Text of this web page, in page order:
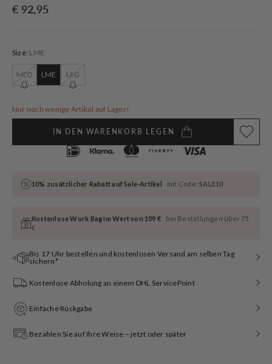
Normaler
€ 92,95
Size: LME
MEDVariante
ausverkauft
verfügbar
LMEVariante
ausverkauft
verfügbar
LRGVariante
ausverkauft
verfügbar
Nur noch wenige Artikel auf Lager!
IN DEN WARENKORB LEGEN
10% zusätzlicher Rabatt auf Sale-Artikel mit Code:SALE10
Kostenlose Work Bag im Wert von 109 €
bei Bestellungen über 75
€
Bis 17 Uhr bestellen und kostenlosen Versand am selben Tag
sichern*
Kostenlose Abholung an einem DHL ServicePoint
Einfache Rückgabe
Bezahlen Sie auf Ihre Weise – jetzt oder später